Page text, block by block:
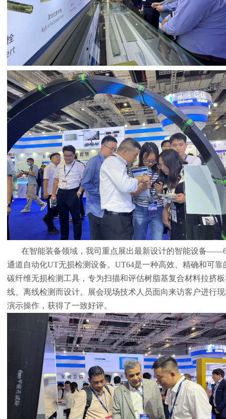
在智能装备领域，我司重点展出最新设计的智能设备——
通道自动化UT无损检测设备。UT64是一种高效、精确和可靠
碳纤维无损检测工具，专为扫描和评估树脂基复合材料拉挤
线、离线检测而设计。展会现场技术人员面向来访客户进行
演示操作，获得了一致好评。